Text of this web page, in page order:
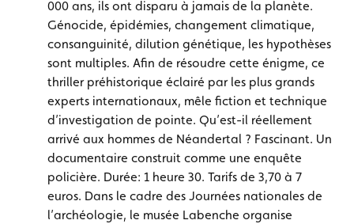
000 ans, ils ont disparu à jamais de la planète.
Génocide, épidémies, changement climatique,
consanguinité, dilution génétique, les hypothèses
sont multiples. Afin de résoudre cette énigme, ce
thriller préhistorique éclairé par les plus grands
experts internationaux, mêle fiction et technique
d’investigation de pointe. Qu’est-il réellement
arrivé aux hommes de Néandertal ? Fascinant. Un
documentaire construit comme une enquête
policière. Durée: 1 heure 30. Tarifs de 3,70 à 7
euros. Dans le cadre des Journées nationales de
l’archéologie, le musée Labenche organise